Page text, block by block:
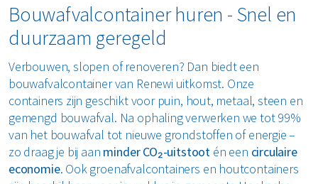
Bouwafvalcontainer huren - Snel en
duurzaam geregeld
Verbouwen, slopen of renoveren? Dan biedt een
bouwafvalcontainer van Renewi uitkomst. Onze
containers zijn geschikt voor puin, hout, metaal, steen en
gemengd bouwafval. Na ophaling verwerken we tot 99%
van het bouwafval tot nieuwe grondstoffen of energie –
zo draag je bij aan minder CO₂-uitstoot én een circulaire
economie. Ook groenafvalcontainers en houtcontainers